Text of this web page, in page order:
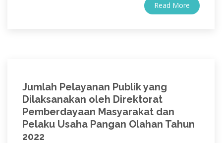
Read More
Jumlah Pelayanan Publik yang
Dilaksanakan oleh Direktorat
Pemberdayaan Masyarakat dan
Pelaku Usaha Pangan Olahan Tahun
2022